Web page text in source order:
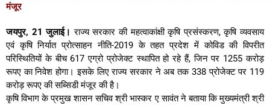
मंजूर
जयपुर, 21 जुलाई। राज्य सरकार की महत्वाकांक्षी कृषि प्रसंस्करण, कृषि व्यवसाय
एवं कृषि निर्यात प्रोत्साहन नीति-2019 के तहत प्रदेश में कोविड की विपरीत
परिस्थितियों के बीच 617 एग्रो प्रोजेक्ट स्थापित हो रहे हैं, जिन पर 1255 करोड़
रूपए का निवेश होगा। इसके लिए राज्य सरकार ने अब तक 338 प्रोजेक्ट पर 119
करोड़ रूपए की सब्सिडी मंजूर की है।
कृषि विभाग के प्रमुख शासन सचिव श्री भास्कर ए सावंत ने बताया कि मुख्यमंत्री श्री